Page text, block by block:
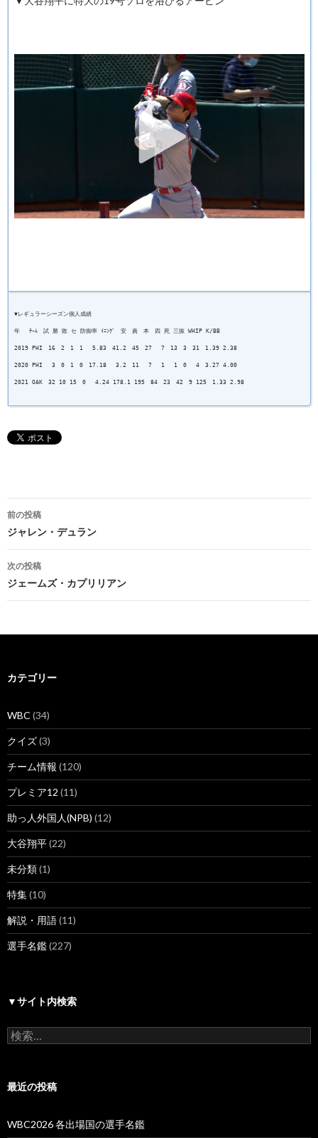
▼レギュラーシーズン個人成績
年 ﾁｰﾑ 試 勝 敗 セ 防御率 ｲﾆﾝｸﾞ 安 責 本 四 死 三振 WHIP K/BB
2019 PHI 16 2 1 1 5.83 41.2 45 27 7 13 3 31 1.39 2.38
2020 PHI 3 0 1 0 17.18 3.2 11 7 1 1 0 4 3.27 4.00
2021 OAK 32 10 15 0 4.24 178.1 195 84 23 42 9 125 1.33 2.98
投
稿
ナ
ビ
ー
ョ
ン
前の投稿
ジャレン・デュラン
次の投稿
ジェームズ・カプリリアン
カテゴリー
WBC (34)
クイズ(3)
チーム情報 (120)
プレミア12 (11)
助っ人外国人(NPB) (12)
大谷翔平(22)
未分類(1)
特集(10)
解説・用語(11)
選手名鑑(227)
▼サイト内検索
検
索:
最近の投稿
WBC2026 各出場国の選手名鑑